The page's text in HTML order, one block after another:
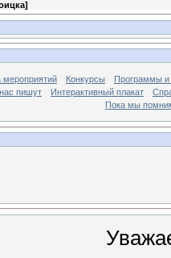
]
Конкурсы
Программы и
пишут Интерактивный плакат
Пока мы